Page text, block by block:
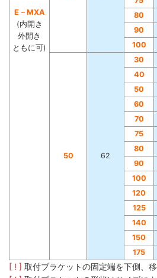
E－MXA
(内開き
外開き
ともに可)
80
90
100
50 62
30
40
50
60
70
75
80
90
100
120
125
140
150
175
[ ! ] 取付ブラケットの固定端を下側、